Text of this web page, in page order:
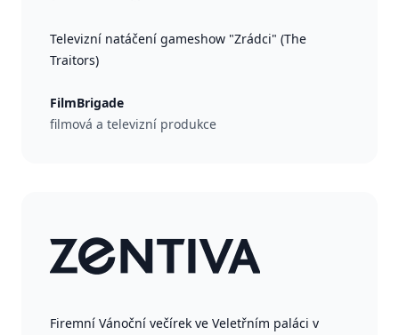
Televizní natáčení gameshow "Zrádci" (The
Traitors)
FilmBrigade
filmová a televizní produkce
Firemní Vánoční večírek ve Veletřním paláci v